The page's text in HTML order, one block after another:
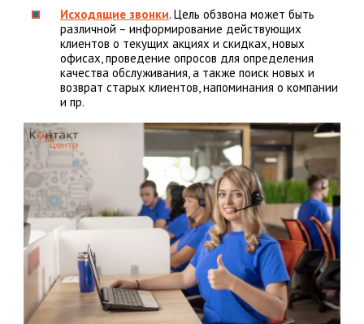
Исходящие звонки. Цель обзвона может быть
различной – информирование действующих
клиентов о текущих акциях и скидках, новых
офисах, проведение опросов для определения
качества обслуживания, а также поиск новых и
возврат старых клиентов, напоминания о компании
и пр.